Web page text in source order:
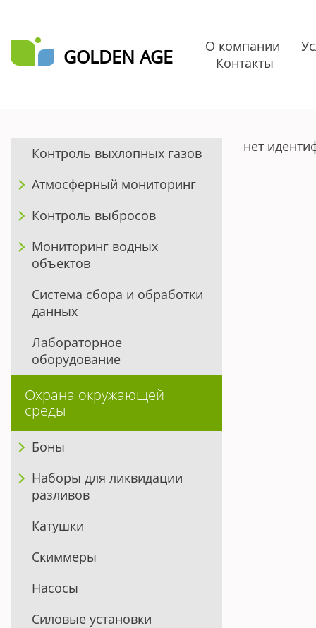
GOLDEN AGE О компании
Контакты
Контроль выхлопных газов
Атмосферный мониторинг
Контроль выбросов
Мониторинг водных
объектов
Система сбора и обработки
данных
Лабораторное
оборудование
Охрана окружающей
среды
Боны
Наборы для ликвидации
разливов
Катушки
Скиммеры
Насосы
Силовые установки
нет